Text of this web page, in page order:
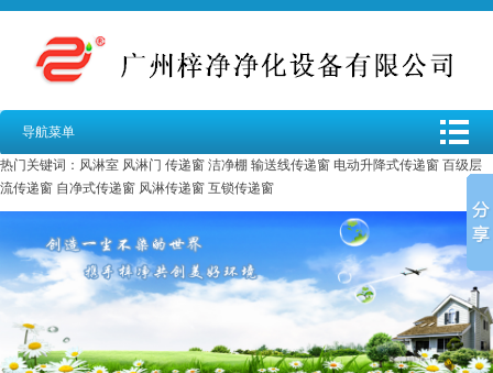
导航菜单
热门关键词： 风淋室 风淋门 传递窗 洁净棚 输送线传递窗 电动升降式传递窗 百级层
流传递窗 自净式传递窗 风淋传递窗 互锁传递窗